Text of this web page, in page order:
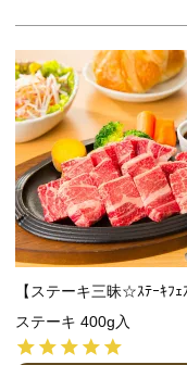
【ステーキ三昧☆ｽﾃｰｷﾌ
ステーキ 400g入